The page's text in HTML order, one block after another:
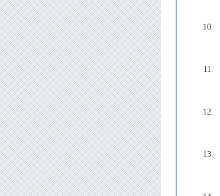
10.
11.
12.
13.